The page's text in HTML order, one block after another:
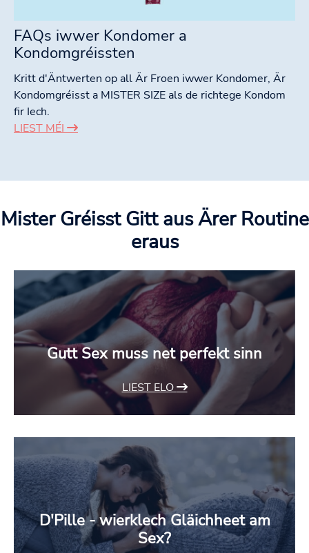
FAQs iwwer Kondomer a
Kondomgréissten
Kritt d'Äntwerten op all Är Froen iwwer Kondomer, Är
Kondomgréisst a MISTER SIZE als de richtege Kondom
fir Iech.
LIEST MÉI
Mister GréisstGitt aus Ärer Routine
eraus
Gutt Sex muss net perfekt sinn
LIEST ELO
D'Pille - wierklech Gläichheet am
Sex?